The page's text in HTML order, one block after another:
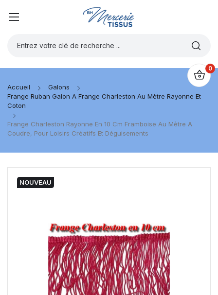
0
Accueil
Galons
Frange Ruban Galon A Frange Charleston Au Mètre Rayonne Et
Coton
Frange Charleston Rayonne En 10 Cm Framboise Au Mètre A
Coudre, Pour Loisirs Créatifs Et Déguisements
NOUVEAU